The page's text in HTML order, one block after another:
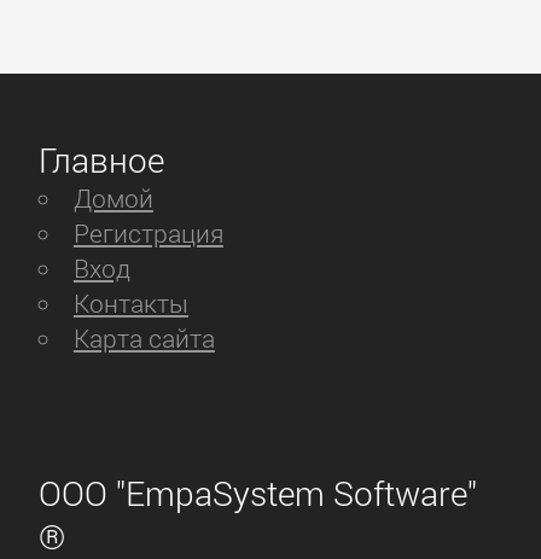
Главное
Домой
Регистрация
Вход
Контакты
Карта сайта
ООО "EmpaSystem Software"
®